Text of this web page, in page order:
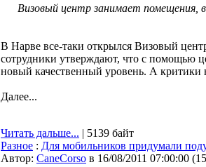
Визовый центр занимает помещения,
В Нарве все-таки открылся Визовый
сотрудники утверждают, что с помощью
новый качественный уровень. А критики
Далее...
Читать дальше... | 5139 байт
Разное : Для мобильников придумали
Автор: CaneCorso в 16/08/2011 07:00:00 (